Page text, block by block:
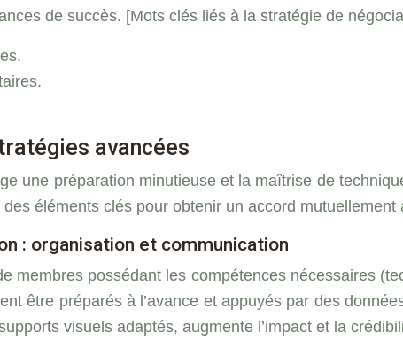
de succès. [Mots clés liés à la stratégie de
avancées
une préparation minutieuse et la maîtrise de
éléments clés pour obtenir un accord
: organisation et communication
membres possédant les compétences nécessaires
être préparés à l’avance et appuyés par des
visuels adaptés, augmente l’impact et la